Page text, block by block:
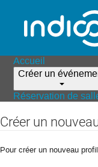
Accueil
Créer un
Réservation de
Créer un
Pour créer un nouveau